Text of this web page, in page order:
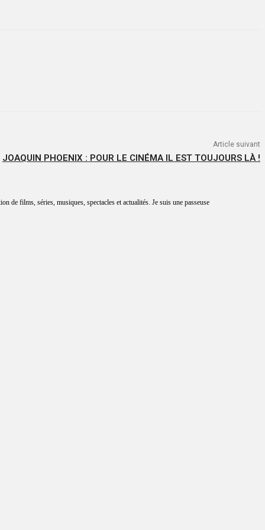
Article suivant
JOAQUIN PHOENIX : POUR LE CINÉMA IL EST TOUJOURS LÀ !
de films, séries, musiques, spectacles et actualités. Je suis une passeuse